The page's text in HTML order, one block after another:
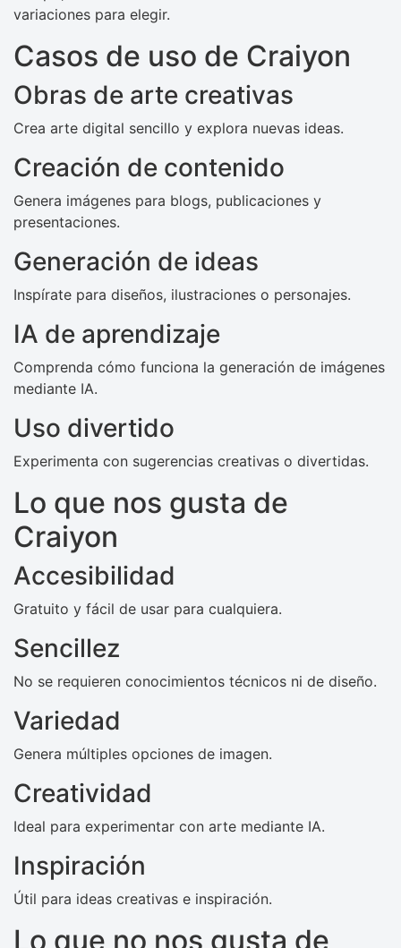
variaciones para elegir.
Casos de uso de Craiyon
Obras de arte creativas
Crea arte digital sencillo y explora nuevas ideas.
Creación de contenido
Genera imágenes para blogs, publicaciones y
presentaciones.
Generación de ideas
Inspírate para diseños, ilustraciones o personajes.
IA de aprendizaje
Comprenda cómo funciona la generación de imágenes
mediante IA.
Uso divertido
Experimenta con sugerencias creativas o divertidas.
Lo que nos gusta de
Craiyon
Accesibilidad
Gratuito y fácil de usar para cualquiera.
Sencillez
No se requieren conocimientos técnicos ni de diseño.
Variedad
Genera múltiples opciones de imagen.
Creatividad
Ideal para experimentar con arte mediante IA.
Inspiración
Útil para ideas creativas e inspiración.
Lo que no nos gusta de